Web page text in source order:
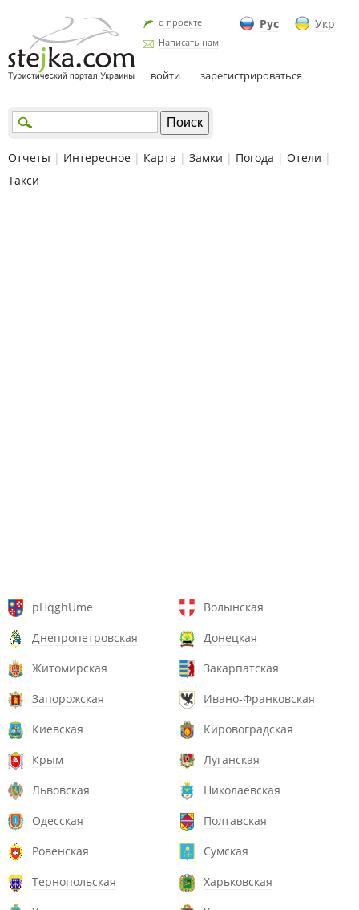
Рус Укр
о проекте
Написать нам
войти зарегистрироваться
Отчеты | Интересное | Карта | Замки | Погода | Отели |
Такси
pHqghUme
Волынская
Днепропетровская
Донецкая
Житомирская
Закарпатская
Запорожская
Ивано-Франковская
Киевская
Кировоградская
Крым
Луганская
Львовская
Николаевская
Одесская
Полтавская
Ровенская
Сумская
Тернопольская
Харьковская